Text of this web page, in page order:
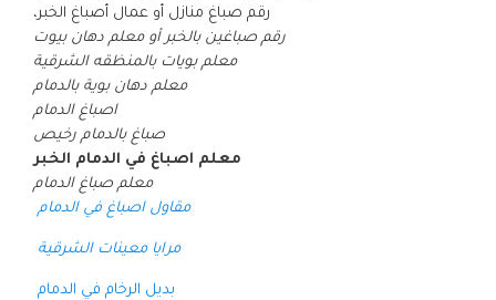
رقم صباغ منازل أو عمال أصباغ الخبر،
رقم صباغين بالخبر أو معلم دهان بيوت
معلم بويات بالمنظقه الشرقية
معلم دهان بوية بالدمام
اصباغ الدمام
صباغ بالدمام رخيص
معلم اصباغ في الدمام الخبر
معلم صباغ الدمام
مقاول اصباغ في الدمام
مرايا معينات الشرقية
بديل الرخام في الدمام